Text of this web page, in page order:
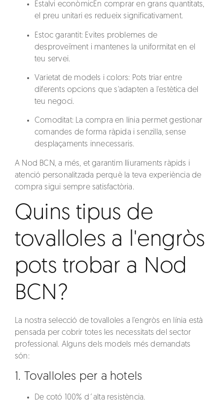
Estalvi econòmicEn comprar en grans quantitats,
el preu unitari es redueix significativament.
Estoc garantit: Evites problemes de
desproveïment i mantenes la uniformitat en el
teu servei.
Varietat de models i colors: Pots triar entre
diferents opcions que s'adapten a l'estètica del
teu negoci.
Comoditat: La compra en línia permet gestionar
comandes de forma ràpida i senzilla, sense
desplaçaments innecessaris.
A Nod BCN, a més, et garantim lliuraments ràpids i
atenció personalitzada perquè la teva experiència de
compra sigui sempre satisfactòria.
Quins tipus de
tovalloles a l'engròs
pots trobar a Nod
BCN?
La nostra selecció detovalloles a l'engròs en línia està
pensada per cobrir totes les necessitats del sector
professional. Alguns dels models més demandats
són:
1. Tovalloles per a hotels
De cotó 100% d´alta resistència.